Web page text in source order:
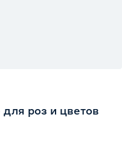
роз и цветов